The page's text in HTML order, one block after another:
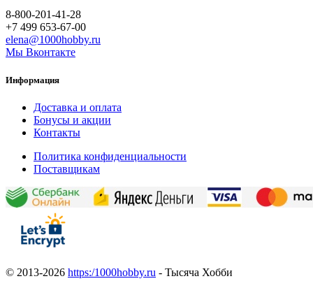
8-800-201-41-28
+7 499 653-67-00
elena@1000hobby.ru
Мы Вконтакте
Информация
Доставка и оплата
Бонусы и акции
Контакты
Политика конфиденциальности
Поставщикам
© 2013-2026 https:/1000hobby.ru - Тысяча Хобби